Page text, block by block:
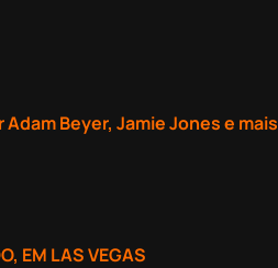
Beyer, Jamie Jones e mais
EM LAS VEGAS